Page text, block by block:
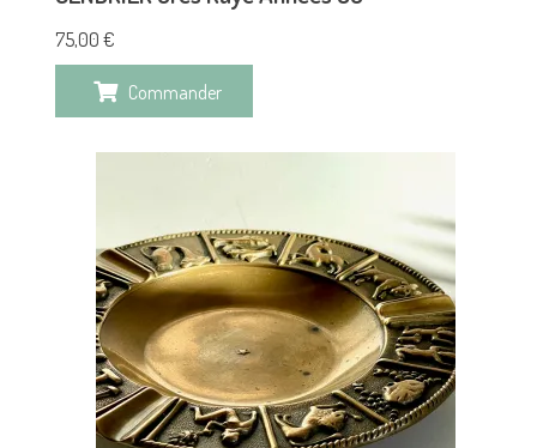
75,00 €
Commander